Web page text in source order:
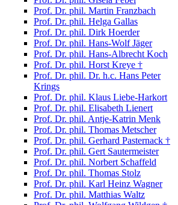
Prof. Dr. phil. Martin Franzbach
Prof. Dr. phil. Helga Gallas
Prof. Dr. phil. Dirk Hoerder
Prof. Dr. phil. Hans-Wolf Jäger
Prof. Dr. phil. Hans-Albrecht Koch
Prof. Dr. phil. Horst Kreye †
Prof. Dr. phil. Dr. h.c. Hans Peter
Krings
Prof. Dr. phil. Klaus Liebe-Harkort
Prof. Dr. phil. Elisabeth Lienert
Prof. Dr. phil. Antje-Katrin Menk
Prof. Dr. phil. Thomas Metscher
Prof. Dr. phil. Gerhard Pasternack †
Prof. Dr. phil. Gert Sautermeister
Prof. Dr. phil. Norbert Schaffeld
Prof. Dr. phil. Thomas Stolz
Prof. Dr. phil. Karl Heinz Wagner
Prof. Dr. phil. Matthias Waltz